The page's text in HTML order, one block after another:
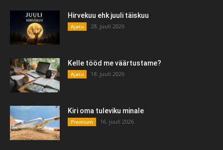
Hirvekuu ehk juuli täiskuu
Ajatu 28. juuli 2026
Kelle tööd me väärtustame?
Ajatu 18. juuli 2026
Kiri oma tuleviku minale
Premium 16. juuli 2026